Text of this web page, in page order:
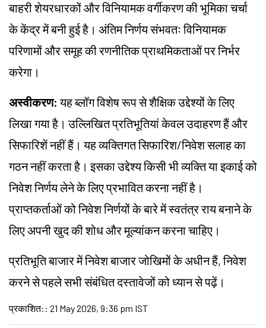
बाहरी शेयरधारकों और विनियामक वर्गीकरण की भूमिका चर्चा
के केंद्र में बनी हुई है। अंतिम निर्णय संभवतः विनियामक
परिणामों और समूह की रणनीतिक प्राथमिकताओं पर निर्भर
करेगा।
अस्वीकरण: यह ब्लॉग विशेष रूप से शैक्षिक उद्देश्यों के लिए
लिखा गया है। उल्लिखित प्रतिभूतियां केवल उदाहरण हैं और
सिफारिशें नहीं हैं। यह व्यक्तिगत सिफारिश/निवेश सलाह का
गठन नहीं करता है। इसका उद्देश्य किसी भी व्यक्ति या इकाई को
निवेश निर्णय लेने के लिए प्रभावित करना नहीं है।
प्राप्तकर्ताओं को निवेश निर्णयों के बारे में स्वतंत्र राय बनाने के
लिए अपनी खुद की शोध और मूल्यांकन करना चाहिए।
प्रतिभूति बाजार में निवेश बाजार जोखिमों के अधीन हैं, निवेश
करने से पहले सभी संबंधित दस्तावेजों को ध्यान से पढ़ें।
प्रकाशित: : 21 May 2026, 9:36 pm IST